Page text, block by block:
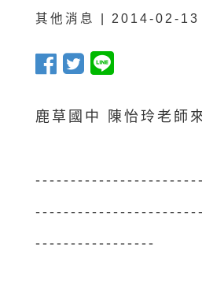
其他消息 | 2014-02-13
鹿草國中 陳怡玲老師
-----------------